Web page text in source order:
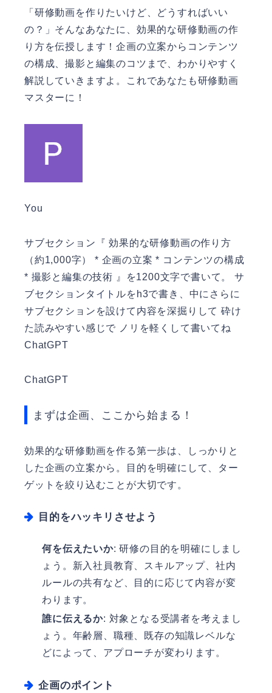
「研修動画を作りたいけど、どうすればいい
の？」そんなあなたに、効果的な研修動画の作
り方を伝授します！企画の立案からコンテンツ
の構成、撮影と編集のコツまで、わかりやすく
解説していきますよ。これであなたも研修動画
マスターに！
You
サブセクション『 効果的な研修動画の作り方
（約1,000字） * 企画の立案 * コンテンツの構成
* 撮影と編集の技術 』を1200文字で書いて。 サ
ブセクションタイトルをh3で書き、中にさらに
サブセクションを設けて内容を深掘りして 砕け
た読みやすい感じで ノリを軽くして書いてね
ChatGPT
ChatGPT
まずは企画、ここから始まる！
効果的な研修動画を作る第一歩は、しっかりと
した企画の立案から。目的を明確にして、ター
ゲットを絞り込むことが大切です。
目的をハッキリさせよう
何を伝えたいか: 研修の目的を明確にしまし
ょう。新入社員教育、スキルアップ、社内
ルールの共有など、目的に応じて内容が変
わります。
誰に伝えるか: 対象となる受講者を考えまし
ょう。年齢層、職種、既存の知識レベルな
どによって、アプローチが変わります。
企画のポイント